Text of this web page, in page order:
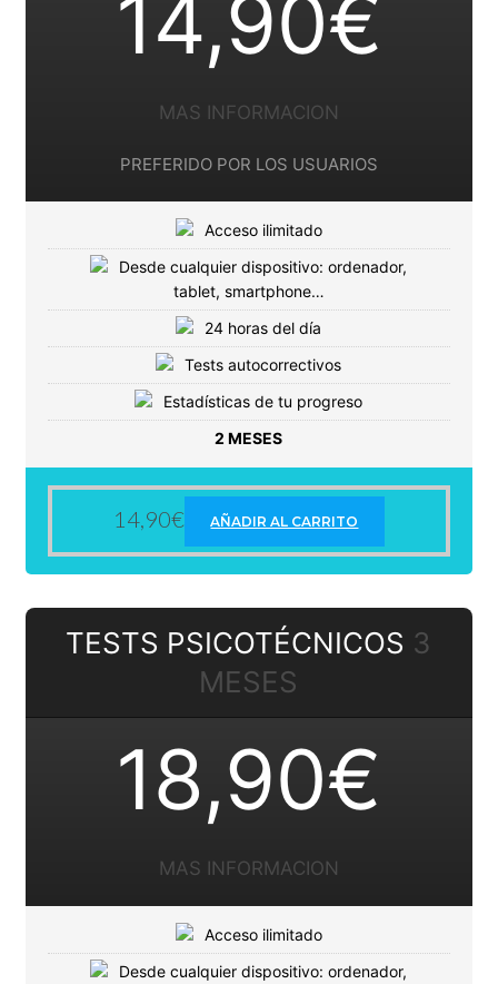
14,90€
MAS INFORMACION
PREFERIDO POR LOS USUARIOS
Acceso ilimitado
Desde cualquier dispositivo: ordenador,
tablet, smartphone…
24 horas del día
Tests autocorrectivos
Estadísticas de tu progreso
2 MESES
14,90€ AÑADIR AL CARRITO
TESTS PSICOTÉCNICOS 3
MESES
18,90€
MAS INFORMACION
Acceso ilimitado
Desde cualquier dispositivo: ordenador,